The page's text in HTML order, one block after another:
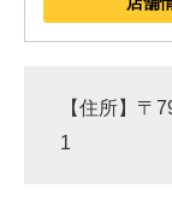
【住所】〒
1